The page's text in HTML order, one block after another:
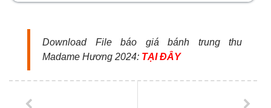
Download File báo giá bánh trung thu
Madame Hương 2024: TẠI ĐÂY